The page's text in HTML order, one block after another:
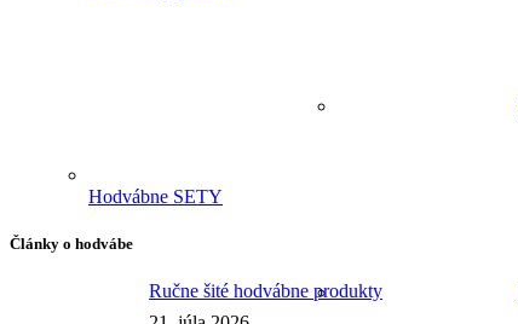
Hodvábne SETY
Články o hodvábe
Ručne šité hodvábne produkty